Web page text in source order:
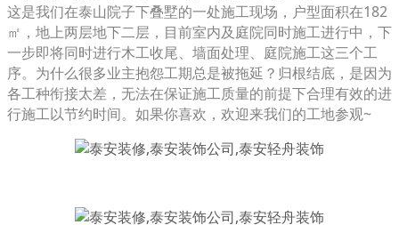
这是我们在泰山院子下叠墅的一处施工现场，户型面积在182
㎡，地上两层地下二层，目前室内及庭院同时施工进行中，下
一步即将同时进行木工收尾、墙面处理、庭院施工这三个工
序。为什么很多业主抱怨工期总是被拖延？归根结底，是因为
各工种衔接太差，无法在保证施工质量的前提下合理有效的进
行施工以节约时间。如果你喜欢，欢迎来我们的工地参观~